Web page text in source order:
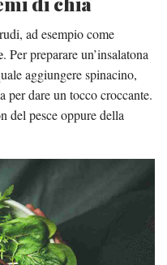
ad esempio come
. Per preparare un’insalatona
aggiungere spinacino,
per dare un tocco croccante.
del pesce oppure della